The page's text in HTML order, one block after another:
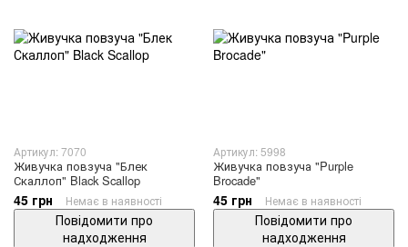
Артикул: 7070
Живучка повзуча "Блек
Скаллоп" Black Scallop
45 грн Немає в наявності
Повідомити про
надходження
Артикул: 5998
Живучка повзуча "Purple
Brocade"
45 грн Немає в наявності
Повідомити про
надходження